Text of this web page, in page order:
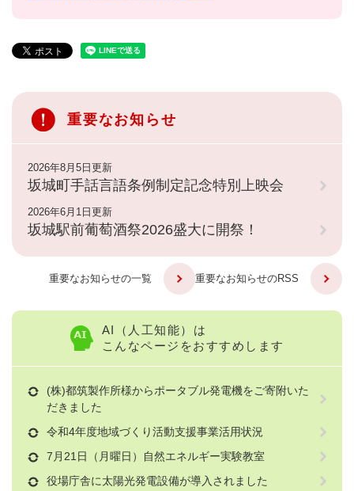
重要なお知らせ
2026年8月5日更新
坂城町手話言語条例制定記念特別上映会
2026年6月1日更新
坂城駅前葡萄酒祭2026盛大に開祭！
重要なお知らせの一覧 重要なお知らせのRSS
AI（人工知能）は
こんなページをおすすめします
(株)都筑製作所様からポータブル発電機をご寄附いた
だきました
令和4年度地域づくり活動支援事業活用状況
7月21日（月曜日）自然エネルギー実験教室
役場庁舎に太陽光発電設備が導入されました